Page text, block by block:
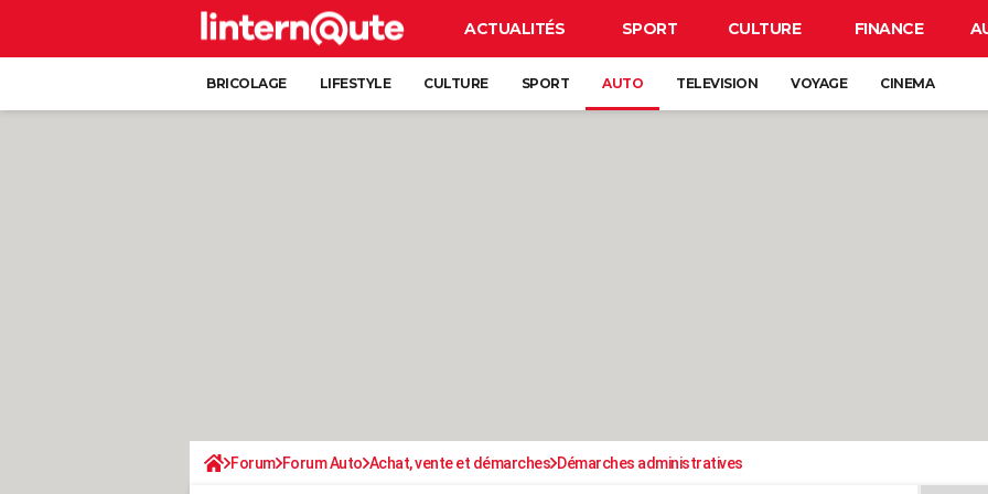
ACTUALITÉS SPORT CULTURE FINANCE
BRICOLAGE LIFESTYLE CULTURE SPORT AUTO TELEVISION VOYAGE CINEMA
Forum Forum Auto Achat, vente et démarches Démarches administratives